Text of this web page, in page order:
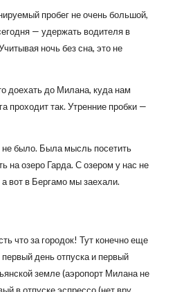
пробег не очень большой,
— удержать водителя в
ночь без сна, это не
доехать до Милана, куда нам
проходит так. Утренние пробки —
не было. Была мысль посетить
на озеро Гарда. С озером у нас не
вот в Бергамо мы заехали.
что за городок! Тут конечно еще
день отпуска и первый
земле (аэропорт Милана не